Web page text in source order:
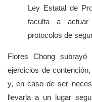
Ley Estatal de
faculta a
protocolos de
Flores Chong
ejercicios de
y, en caso de ser
llevarla a un lugar